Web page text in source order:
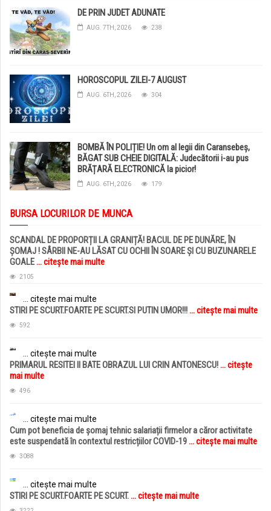
DE PRIN JUDET ADUNATE
AUG. 7TH, 2026 238
HOROSCOPUL ZILEI-7 AUGUST
AUG. 6TH, 2026 304
BOMBĂ ÎN POLIȚIE! Un om al legii din Caransebeș,
BĂGAT SUB CHEIE DIGITALĂ: Judecătorii i-au pus
BRĂȚARĂ ELECTRONICĂ la picior!
AUG. 6TH, 2026 179
BURSA LOCURILOR DE MUNCA
SCANDAL DE PROPORȚII LA GRANIȚĂ! BACUL DE PE DUNĂRE, ÎN
ȘOMAJ ! SÂRBII NE-AU LĂSAT CU OCHII ÎN SOARE ȘI CU BUZUNARELE
GOALE... citește mai multe
2105
... citește mai multe
STIRI PE SCURT.FOARTE PE SCURT.SI PUTIN UMOR!!!... citește mai multe
592
... citește mai multe
PRIMARUL RESITEI II BATE OBRAZUL LUI CRIN ANTONESCU!... citește
mai multe
496
... citește mai multe
Cum pot beneficia de șomaj tehnic salariații firmelor a căror activitate
este suspendată în contextul restricțiilor COVID-19... citește mai multe
3088
... citește mai multe
STIRI PE SCURT.FOARTE PE SCURT.... citește mai multe